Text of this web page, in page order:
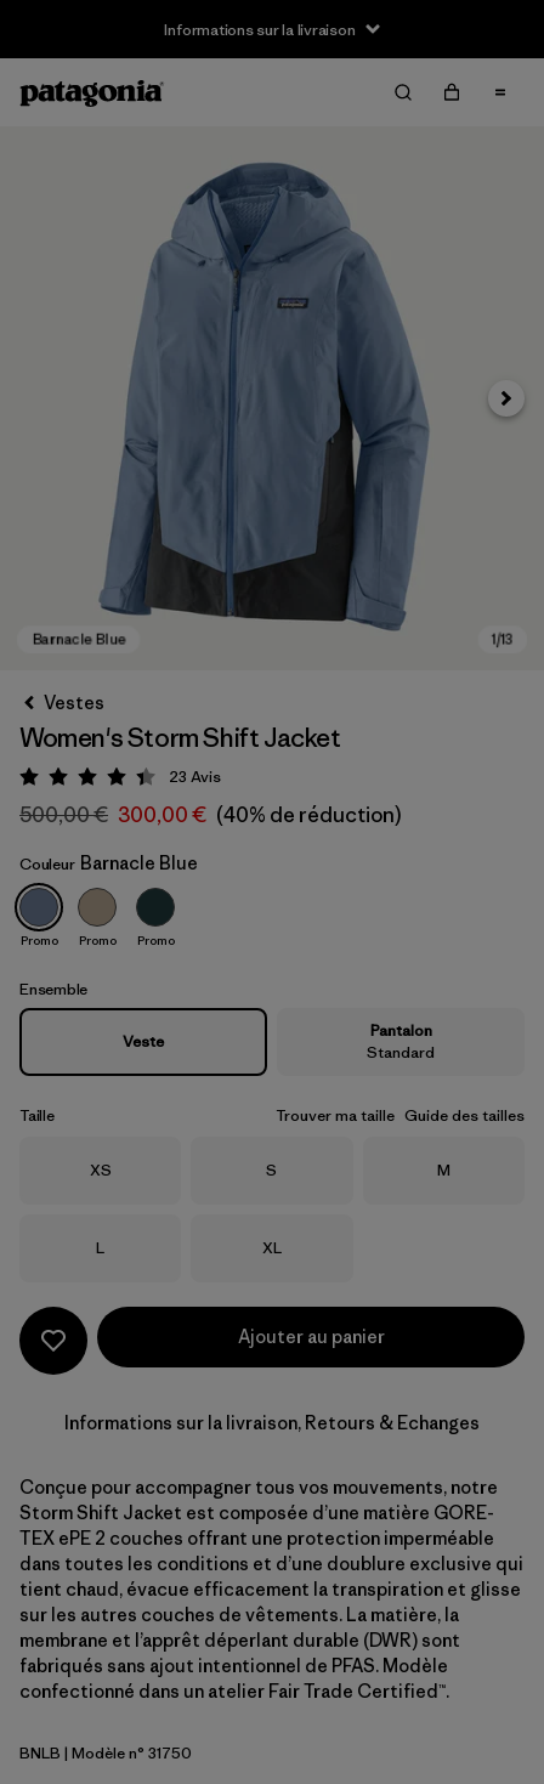
Informations sur la livraison
Barnacle Blue
Vestes
Women's Storm Shift Jacket
Évaluation: 4.3 / 5
23 Avis
500,00 € 300,00 € (40% de réduction)
Couleur Barnacle Blue
Promo Promo Promo
Ensemble
Veste
Pantalon
Standard
Taille Trouver ma taille Guide des tailles
Taille
XS Taille
S Taille
M
Taille
L Taille
XL
Ajouter au panier
Informations sur la livraison, Retours & Echanges
Conçue pour accompagner tous vos mouvements, notre
Storm Shift Jacket est composée d’une matière GORE-
TEX ePE 2 couches offrant une protection imperméable
dans toutes les conditions et d’une doublure exclusive qui
tient chaud, évacue efficacement la transpiration et glisse
sur les autres couches de vêtements. La matière, la
membrane et l’apprêt déperlant durable (DWR) sont
fabriqués sans ajout intentionnel de PFAS. Modèle
confectionné dans un atelier Fair Trade Certified™.
Barnacle Blue
BNLB | Modèle n° 31750